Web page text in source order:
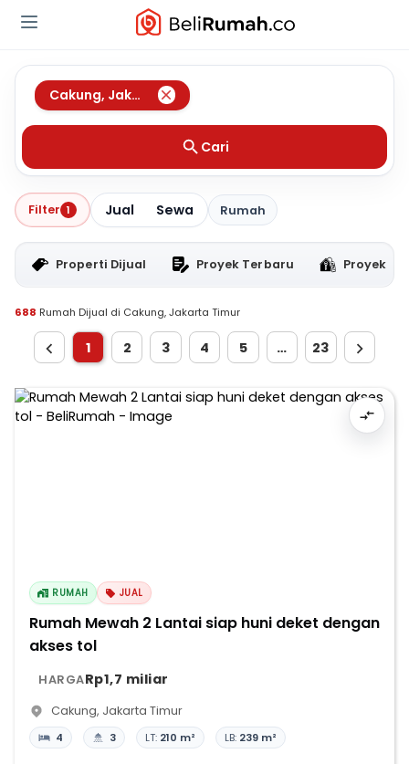
Cakung, Jakarta Timur
Cari
Filter 1 Jual Sewa Rumah
Properti Dijual Proyek Terbaru Proyek
688 Rumah Dijual di Cakung, Jakarta Timur
1 2 3 4 5 … 23
RUMAH JUAL
Rumah Mewah 2 Lantai siap huni deket dengan
akses tol
HARGARp1,7 miliar
Cakung, Jakarta Timur
4 3 LT: 210 m² LB: 239 m²